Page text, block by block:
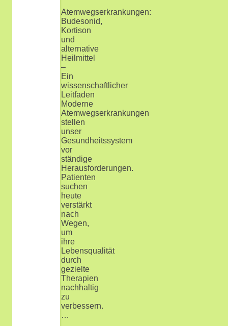
Atemwegserkrankungen:
Budesonid,
Kortison
und
alternative
Heilmittel
–
Ein
wissenschaftlicher
Leitfaden
Moderne
Atemwegserkrankungen
stellen
unser
Gesundheitssystem
vor
ständige
Herausforderungen.
Patienten
suchen
heute
verstärkt
nach
Wegen,
um
ihre
Lebensqualität
durch
gezielte
Therapien
nachhaltig
zu
verbessern.
…